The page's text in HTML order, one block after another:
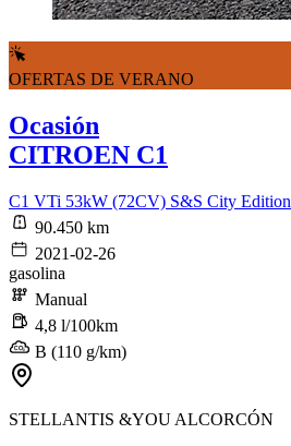
OFERTAS DE VERANO
Ocasión
CITROEN C1
C1 VTi 53kW (72CV) S&S City Edition
90.450 km
2021-02-26
gasolina
Manual
4,8 l/100km
B (110 g/km)
STELLANTIS &YOU ALCORCÓN